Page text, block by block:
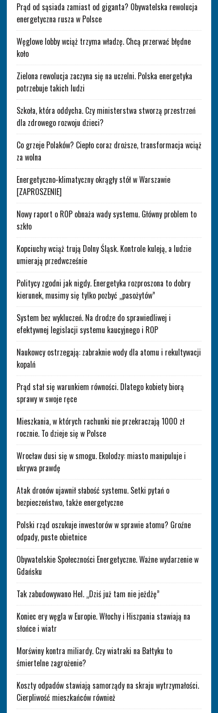
Prąd od sąsiada zamiast od giganta? Obywatelska rewolucja
energetyczna rusza w Polsce
Węglowe lobby wciąż trzyma władzę. Chcą przerwać błędne
koło
Zielona rewolucja zaczyna się na uczelni. Polska energetyka
potrzebuje takich ludzi
Szkoła, która oddycha. Czy ministerstwa stworzą przestrzeń
dla zdrowego rozwoju dzieci?
Co grzeje Polaków? Ciepło coraz droższe, transformacja wciąż
za wolna
Energetyczno-klimatyczny okrągły stół w Warszawie
[ZAPROSZENIE]
Nowy raport o ROP obnaża wady systemu. Główny problem to
szkło
Kopciuchy wciąż trują Dolny Śląsk. Kontrole kuleją, a ludzie
umierają przedwcześnie
Politycy zgodni jak nigdy. Energetyka rozproszona to dobry
kierunek, musimy się tylko pozbyć „pasożytów”
System bez wykluczeń. Na drodze do sprawiedliwej i
efektywnej legislacji systemu kaucyjnego i ROP
Naukowcy ostrzegają: zabraknie wody dla atomu i rekultywacji
kopalń
Prąd stał się warunkiem równości. Dlatego kobiety biorą
sprawy w swoje ręce
Mieszkania, w których rachunki nie przekraczają 1000 zł
rocznie. To dzieje się w Polsce
Wrocław dusi się w smogu. Ekolodzy: miasto manipuluje i
ukrywa prawdę
Atak dronów ujawnił słabość systemu. Setki pytań o
bezpieczeństwo, także energetyczne
Polski rząd oszukuje inwestorów w sprawie atomu? Groźne
odpady, puste obietnice
Obywatelskie Społeczności Energetyczne. Ważne wydarzenie w
Gdańsku
Tak zabudowywano Hel. „Dziś już tam nie jeżdżę”
Koniec ery węgla w Europie. Włochy i Hiszpania stawiają na
słońce i wiatr
Morświny kontra miliardy. Czy wiatraki na Bałtyku to
śmiertelne zagrożenie?
Koszty odpadów stawiają samorządy na skraju wytrzymałości.
Cierpliwość mieszkańców również